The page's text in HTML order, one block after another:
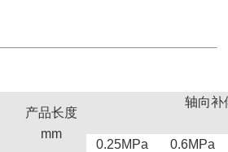
产品长度
mm
轴向补
0.25MPa 0.6MPa